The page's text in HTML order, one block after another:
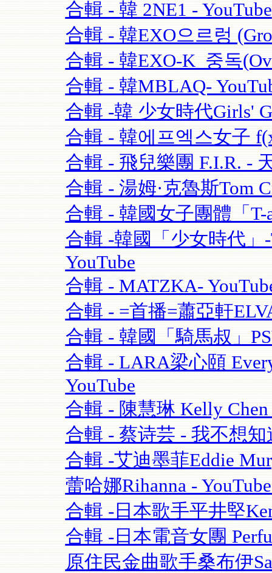
合輯 - 韓 2NE1 - YouTube
合輯 - 韓EXO으르렁
合輯 - 韓EXO-K_중독
合輯 - 韓MBLAQ-
合輯 -韓 少女時代Girls'
合輯 - 韓에프엑스女子
合輯 - 飛兒樂團 F.I.R. -
合輯 - 湯姆·克魯斯Tom
合輯 - 韓國女子團體「T-
合輯 -韓國「少女時代」
YouTube
合輯 - MATZKA-
合輯 - =首播=蕭亞軒
合輯 - 韓國「騎馬叔」
合輯 - LARA梁心頤
YouTube
合輯 - 陳慧琳 Kelly
合輯 - 蔡诗芸 - 我不想知
合輯 -艾迪墨菲Eddie
蕾哈娜Rihanna -
合輯 -日本歌手平井堅
合輯 -日本電音女團
原住民金曲歌手桑布伊